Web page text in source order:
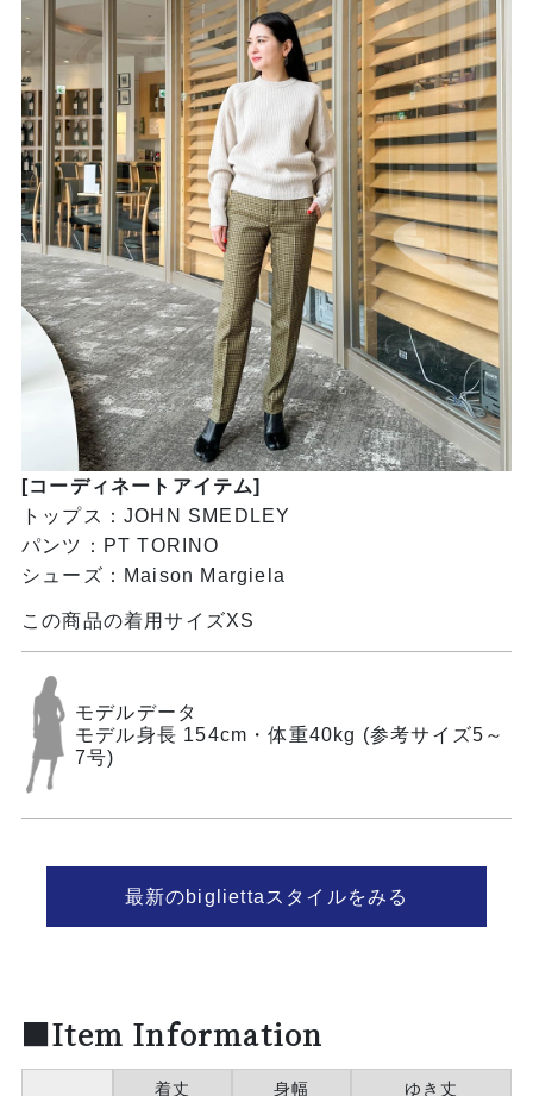
[コーディネートアイテム]
トップス：JOHN SMEDLEY
パンツ：PT TORINO
シューズ：Maison Margiela
この商品の着用サイズXS
モデルデータ
モデル身長 154cm・体重40kg (参考サイズ5～
7号)
最新のbigliettaスタイルをみる
■Item Information
着丈 身幅 ゆき丈